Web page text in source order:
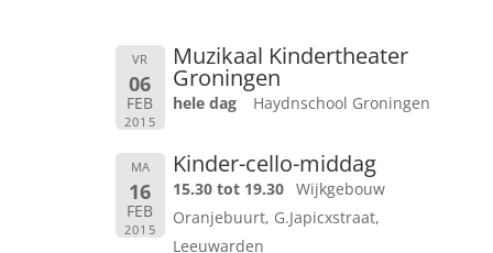
VR
06
FEB
2015
Muzikaal Kindertheater
Groningen
hele dag Haydnschool Groningen
MA
16
FEB
2015
Kinder-cello-middag
15.30 tot 19.30 Wijkgebouw
Oranjebuurt, G.Japicxstraat,
Leeuwarden